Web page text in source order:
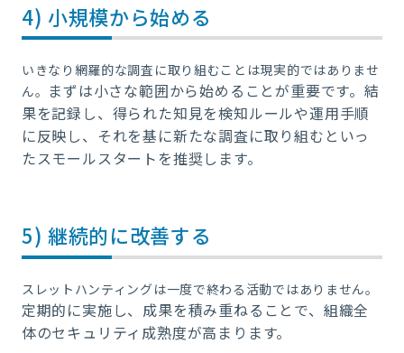
4) 小規模から始める
いきなり網羅的な調査に取り組むことは現実的ではありませ
ん。 まずは小さな範囲から始めることが重要です。結
果を記録し、得られた知見を検知ルールや運用手順
に反映し、それを基に新たな調査に取り組むといっ
たスモールスタートを推奨します。
5) 継続的に改善する
スレットハンティングは一度で終わる活動ではありません。
定期的に実施し、成果を積み重ねることで、組織全
体のセキュリティ成熟度が高まります。